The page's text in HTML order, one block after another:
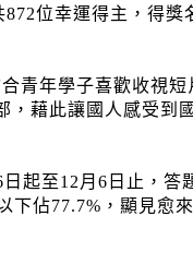
位幸運得主，得獎
青年學子喜歡收視短
藉此讓國人感受到
起至12月6日止，答
下佔77.7%，顯見愈